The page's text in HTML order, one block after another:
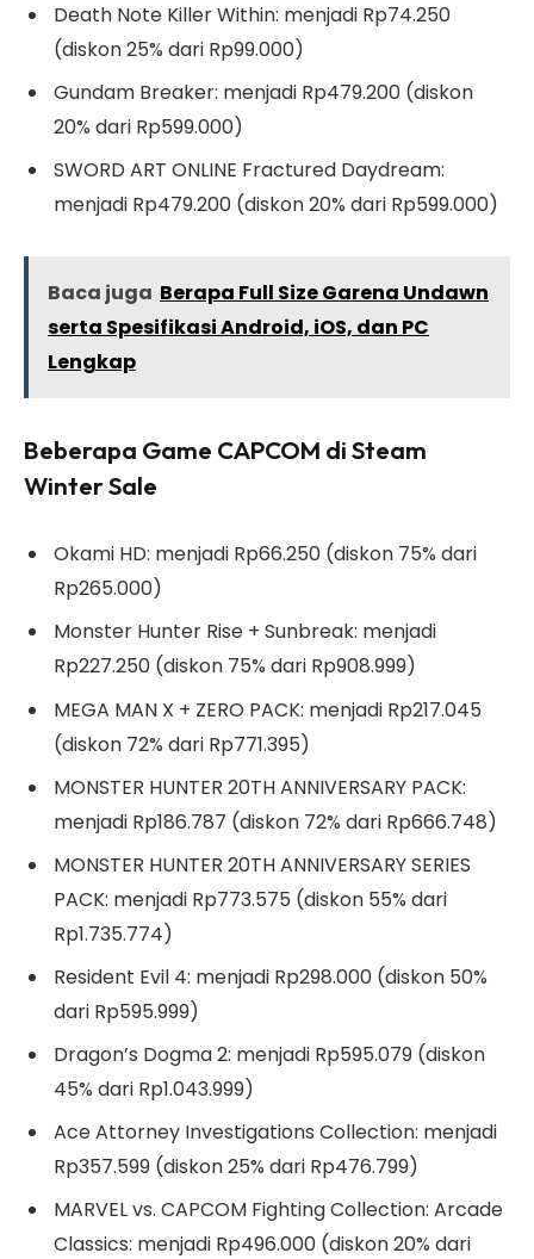
Death Note Killer Within: menjadi Rp74.250
(diskon 25% dari Rp99.000)
Gundam Breaker: menjadi Rp479.200 (diskon
20% dari Rp599.000)
SWORD ART ONLINE Fractured Daydream:
menjadi Rp479.200 (diskon 20% dari Rp599.000)
Baca juga Berapa Full Size Garena Undawn
serta Spesifikasi Android, iOS, dan PC
Lengkap
Beberapa Game CAPCOM di Steam
Winter Sale
Okami HD: menjadi Rp66.250 (diskon 75% dari
Rp265.000)
Monster Hunter Rise + Sunbreak: menjadi
Rp227.250 (diskon 75% dari Rp908.999)
MEGA MAN X + ZERO PACK: menjadi Rp217.045
(diskon 72% dari Rp771.395)
MONSTER HUNTER 20TH ANNIVERSARY PACK:
menjadi Rp186.787 (diskon 72% dari Rp666.748)
MONSTER HUNTER 20TH ANNIVERSARY SERIES
PACK: menjadi Rp773.575 (diskon 55% dari
Rp1.735.774)
Resident Evil 4: menjadi Rp298.000 (diskon 50%
dari Rp595.999)
Dragon’s Dogma 2: menjadi Rp595.079 (diskon
45% dari Rp1.043.999)
Ace Attorney Investigations Collection: menjadi
Rp357.599 (diskon 25% dari Rp476.799)
MARVEL vs. CAPCOM Fighting Collection: Arcade
Classics: menjadi Rp496.000 (diskon 20% dari